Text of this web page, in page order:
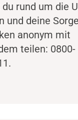
rund um die
und deine
anonym mit
teilen: 0800-